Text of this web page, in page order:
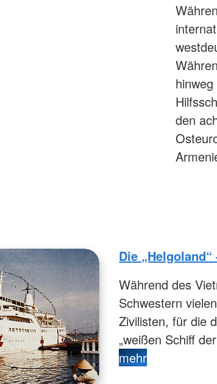
den
Die
Während des
Schwestern
Zivilisten, für die
„weißen Schiff
mehr